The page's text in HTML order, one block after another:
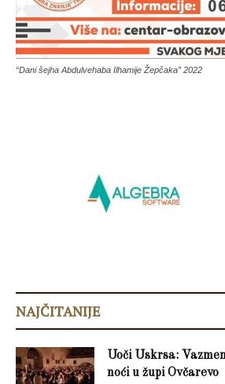
“Dani šejha Abdulvehaba Ilhamije Žepčaka” 2022
NAJČITANIJE
Uoči Uskrsa:
noći u župi Ovčarevo